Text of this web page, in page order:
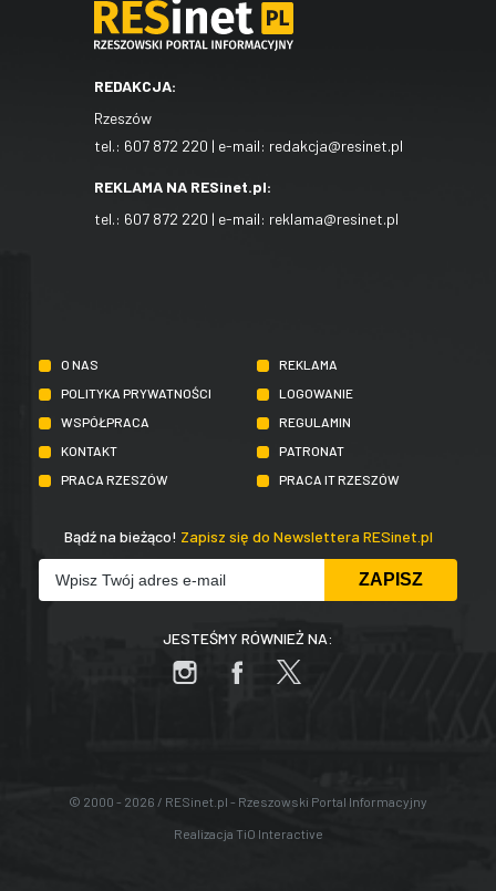
REDAKCJA:
Rzeszów
tel.: 607 872 220 | e-mail: redakcja@resinet.pl
REKLAMA NA RESinet.pl:
tel.: 607 872 220 | e-mail: reklama@resinet.pl
O NAS
REKLAMA
POLITYKA PRYWATNOŚCI
LOGOWANIE
WSPÓŁPRACA
REGULAMIN
KONTAKT
PATRONAT
PRACA RZESZÓW
PRACA IT RZESZÓW
Bądź na bieżąco! Zapisz się do Newslettera RESinet.pl
JESTEŚMY RÓWNIEŻ NA:
© 2000 - 2026 / RESinet.pl - Rzeszowski Portal Informacyjny
Realizacja TiO Interactive